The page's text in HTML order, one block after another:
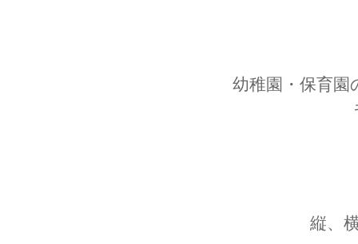
幼稚園・保育
縦、